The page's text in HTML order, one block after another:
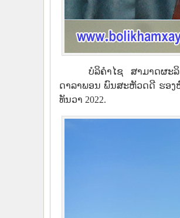
ບໍລິຄຳໄຊ ສາມາດຜະ
ດາລາພອນ ພົນສະຫັວດດີ ຮອງ
ທັນວາ 2022.